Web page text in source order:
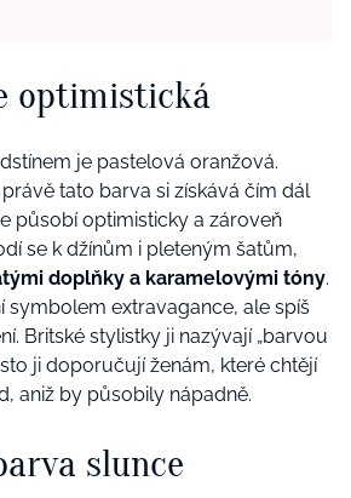
optimistická
je pastelová oranžová.
tato barva si získává čím dál
působí optimisticky a zároveň
se k džínům i pleteným šatům,
doplňky a karamelovými tóny.
symbolem extravagance, ale spíš
Britské stylistky ji nazývají „barvou
ji doporučují ženám, které chtějí
aniž by působily nápadně.
slunce